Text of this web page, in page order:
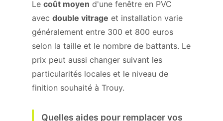
Le coût moyen d'une fenêtre en PVC
avec double vitrage et installation varie
généralement entre 300 et 800 euros
selon la taille et le nombre de battants. Le
prix peut aussi changer suivant les
particularités locales et le niveau de
finition souhaité à Trouy.
Quelles aides pour remplacer vos